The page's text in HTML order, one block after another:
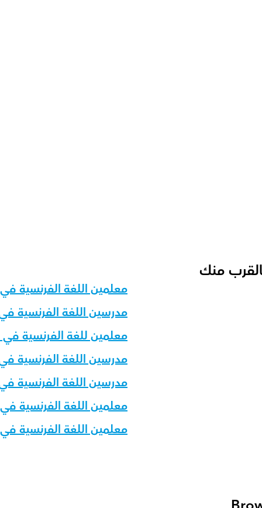
منك
معلمين اللغة الفرنسية
مدرسين اللغة الفرنسية
معلمين للغة الفرنسية
مدرسين اللغة الفرنسية
مدرسين اللغة الفرنسية في
معلمين اللغة الفرنسية
معلمين اللغة الفرنسية